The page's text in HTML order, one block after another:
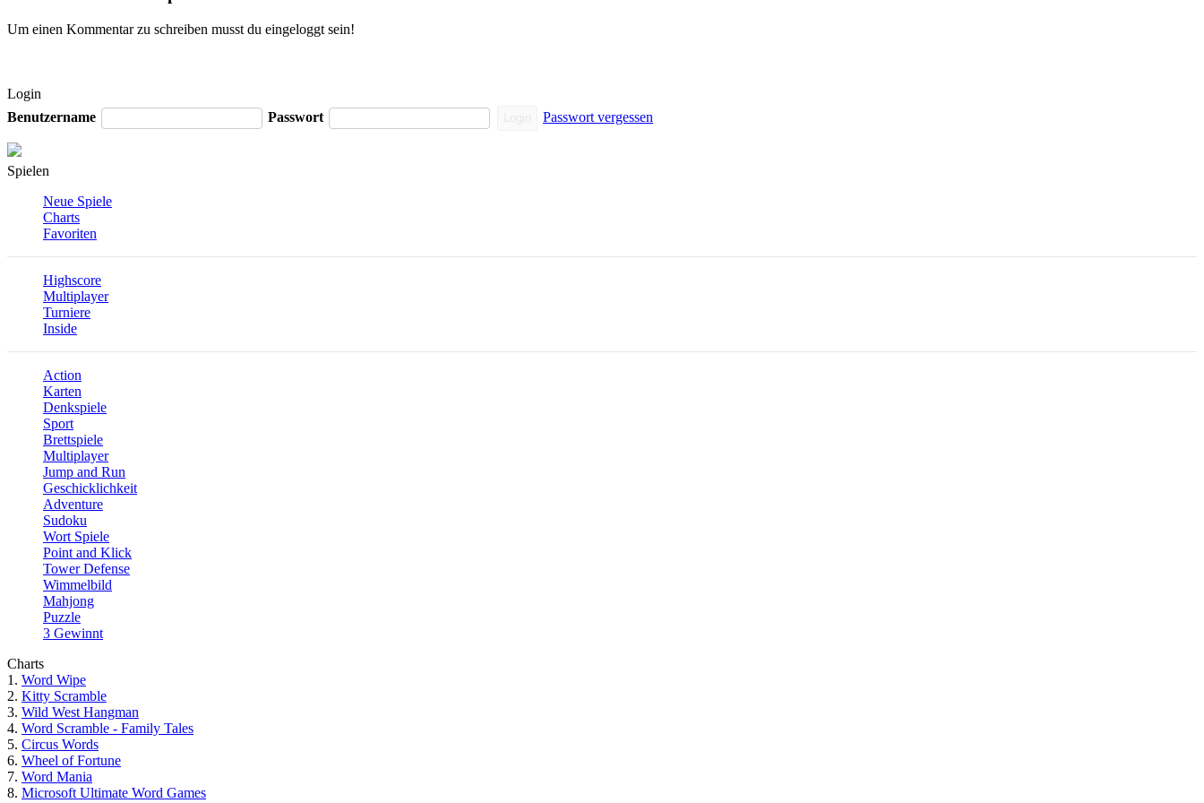
Um einen Kommentar zu schreiben musst du eingeloggt sein!
Login
Benutzername
Passwort Passwort vergessen
Spielen
Neue Spiele
Charts
Favoriten
Highscore
Multiplayer
Turniere
Inside
Action
Karten
Denkspiele
Sport
Brettspiele
Multiplayer
Jump and Run
Geschicklichkeit
Adventure
Sudoku
Wort Spiele
Point and Klick
Tower Defense
Wimmelbild
Mahjong
Puzzle
3 Gewinnt
Charts
1. Word Wipe
2. Kitty Scramble
3. Wild West Hangman
4. Word Scramble - Family Tales
5. Circus Words
6. Wheel of Fortune
7. Word Mania
8. Microsoft Ultimate Word Games